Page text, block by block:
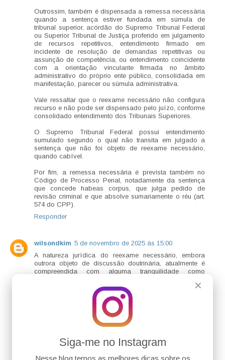
✕
Siga-me no Instagram
Nesse blog temos as melhores dicas sobre os
Outrossim, também é dispensada a remessa necessária
quando a sentença estiver fundada em súmula de
tribunal superior, acórdão do Supremo Tribunal Federal
ou Superior Tribunal de Justiça proferido em julgamento
de recursos repetitivos, entendimento firmado em
incidente de resolução de demandas repetitivas ou
assunção de competência, ou entendimento coincidente
com a orientação vinculante firmada no âmbito
administrativo do próprio ente público, consolidada em
manifestação, parecer ou súmula administrativa.
Vale ressaltar que o reexame necessário não configura
recurso e não pode ser dispensado pelo juízo, conforme
consolidado entendimento dos Tribunais Superiores.
O Supremo Tribunal Federal possui entendimento
sumulado segundo o qual não transita em julgado a
sentença que não foi objeto de reexame necessário,
quando cabível.
Por fim, a remessa necessária é prevista também no
Código de Processo Penal, notadamente da sentença
que concede habeas corpus, que julga pedido de
revisão criminal e que absolve sumariamente o réu (art.
574 do CPP).
Responder
wilsondkim 5 de novembro de 2025 às 15:00
A natureza jurídica do reexame necessário, embora
outrora objeto de discussão doutrinária, atualmente é
compreendida com alguma tranquilidade como
taxativas (sentenças proferidas contra entes da
Administração direta e indireta – CPC, art. 496, I;
acolhimento de embargos à execução fiscal – CPC, art.
496, II), não produzirá efeitos senão depois de
confirmada pelo tribunal.
Essa restrição comporta exceções pelo próprio CPC,
impacto econômico (1.000 salários-mínimos para a